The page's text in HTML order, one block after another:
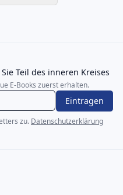
Teil des inneren Kreises
E-Books zuerst erhalten.
Eintragen
zu. Datenschutzerklärung